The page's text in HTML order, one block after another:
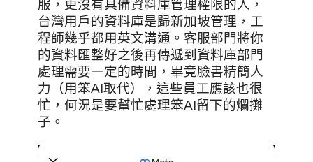
服，更沒有具備資料庫管理權限的人，
台灣用戶的資料庫是歸新加坡管理，工
程師幾乎都用英文溝通。客服部門將你
的資料匯整好之後再傳遞到資料庫部門
處理需要一定的時間，畢竟臉書精簡人
力（用笨AI取代），這些員工應該也很
忙，何況是要幫忙處理笨AI留下的爛攤
子。